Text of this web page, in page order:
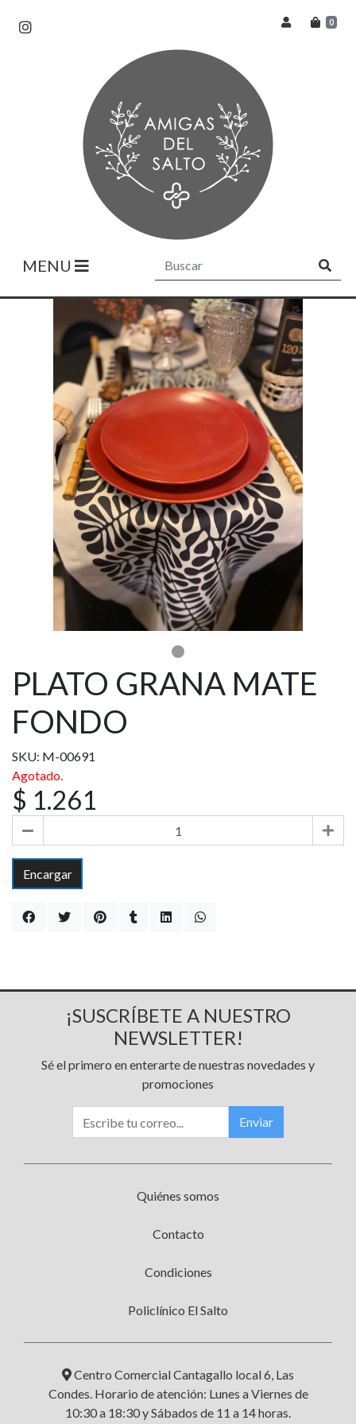
0
MENU
PLATO GRANA MATE
FONDO
SKU: M-00691
Agotado.
$ 1.261
Encargar
¡SUSCRÍBETE A NUESTRO
NEWSLETTER!
Sé el primero en enterarte de nuestras novedades y
promociones
Enviar
Quiénes somos
Contacto
Condiciones
Policlínico El Salto
Centro Comercial Cantagallo local 6, Las
Condes. Horario de atención: Lunes a Viernes de
10:30 a 18:30 y Sábados de 11 a 14 horas.